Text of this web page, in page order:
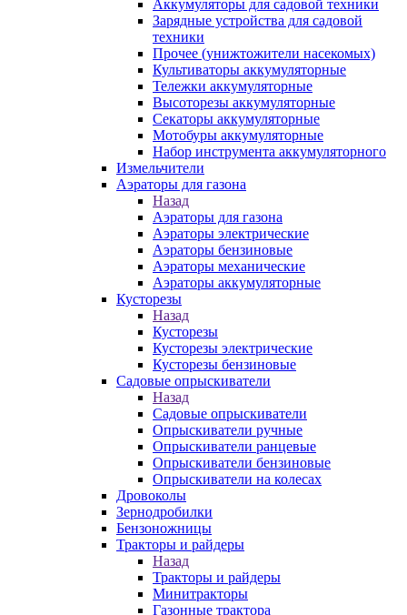
Аккумуляторы для садовой техники
Зарядные устройства для садовой
техники
Прочее (унижтожители насекомых)
Культиваторы аккумуляторные
Тележки аккумуляторные
Высоторезы аккумуляторные
Секаторы аккумуляторные
Мотобуры аккумуляторные
Набор инструмента аккумуляторного
Измельчители
Аэраторы для газона
Назад
Аэраторы для газона
Аэраторы электрические
Аэраторы бензиновые
Аэраторы механические
Аэраторы аккумуляторные
Кусторезы
Назад
Кусторезы
Кусторезы электрические
Кусторезы бензиновые
Садовые опрыскиватели
Назад
Садовые опрыскиватели
Опрыскиватели ручные
Опрыскиватели ранцевые
Опрыскиватели бензиновые
Опрыскиватели на колесах
Дровоколы
Зернодробилки
Бензоножницы
Тракторы и райдеры
Назад
Тракторы и райдеры
Минитракторы
Газонные трактора